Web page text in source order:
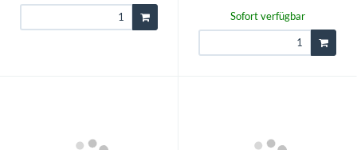
Sofort verfügbar